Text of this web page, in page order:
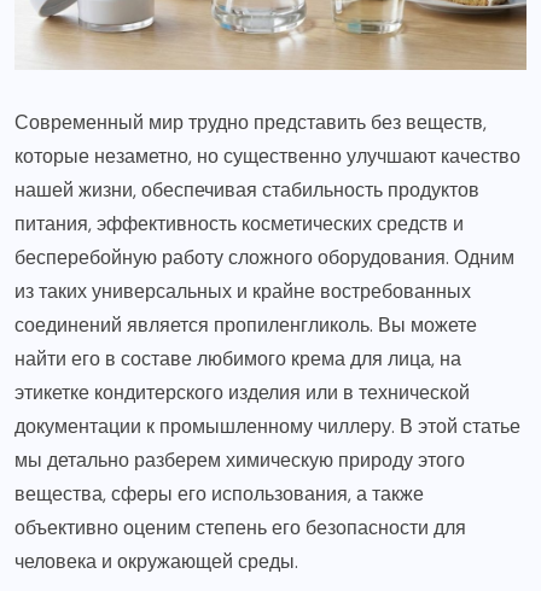
Современный мир трудно представить без веществ,
которые незаметно, но существенно улучшают качество
нашей жизни, обеспечивая стабильность продуктов
питания, эффективность косметических средств и
бесперебойную работу сложного оборудования. Одним
из таких универсальных и крайне востребованных
соединений является пропиленгликоль. Вы можете
найти его в составе любимого крема для лица, на
этикетке кондитерского изделия или в технической
документации к промышленному чиллеру. В этой статье
мы детально разберем химическую природу этого
вещества, сферы его использования, а также
объективно оценим степень его безопасности для
человека и окружающей среды.